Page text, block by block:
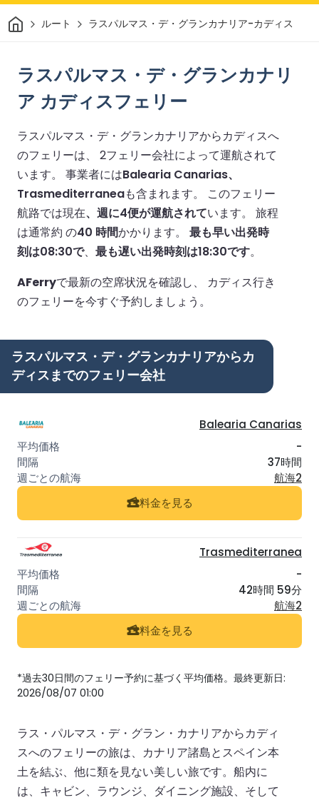
家 ルート ラスパルマス・デ・グランカナリア-カディス
ラスパルマス・デ・グランカナリ
ア カディスフェリー
ラスパルマス・デ・グランカナリアからカディスへ
のフェリーは、 2フェリー会社によって運航されて
います。 事業者にはBalearia Canarias、
Trasmediterraneaも含まれます。 このフェリー
航路では現在、週に4便が運航されています。 旅程
は通常約 の40 時間かかります。 最も早い出発時
刻は08:30で、 最も遅い出発時刻は18:30です。
AFerryで最新の空席状況を確認し、 カディス行き
のフェリーを今すぐ予約しましょう。
ラスパルマス・デ・グランカナリアからカ
ディスまでのフェリー会社
Balearia Canarias
-
37時間
航海2
料金を見る
Trasmediterranea
-
42時間 59分
航海2
料金を見る
*過去30日間のフェリー予約に基づく平均価格。最終更新日:
2026/08/07 01:00
ラス・パルマス・デ・グラン・カナリアからカディ
スへのフェリーの旅は、カナリア諸島とスペイン本
土を結ぶ、他に類を見ない美しい旅です。船内に
は、キャビン、ラウンジ、ダイニング施設、そして